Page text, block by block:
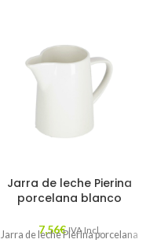
Jarra de leche Pierina
porcelana blanco
7,56€ IVA Incl.
Jarra de leche Pierina porcelana